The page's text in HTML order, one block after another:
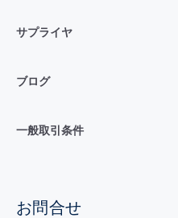
サプライヤ
ブログ
一般取引条件
お問合せ